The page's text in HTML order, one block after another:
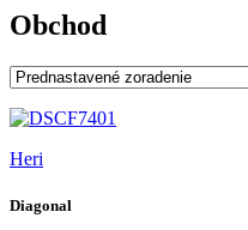
Obchod
Heri
Diagonal